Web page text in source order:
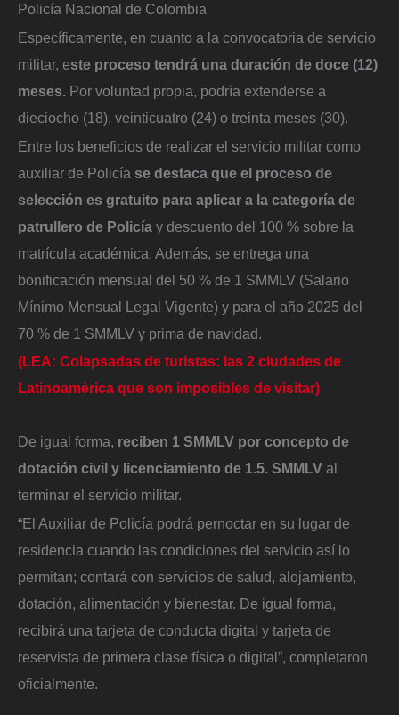
Policía Nacional de Colombia
Específicamente, en cuanto a la convocatoria de servicio
militar, este proceso tendrá una duración de doce (12)
meses. Por voluntad propia, podría extenderse a
dieciocho (18), veinticuatro (24) o treinta meses (30).
Entre los beneficios de realizar el servicio militar como
auxiliar de Policía se destaca que el proceso de
selección es gratuito para aplicar a la categoría de
patrullero de Policía y descuento del 100 % sobre la
matrícula académica. Además, se entrega una
bonificación mensual del 50 % de 1 SMMLV (Salario
Mínimo Mensual Legal Vigente) y para el año 2025 del
70 % de 1 SMMLV y prima de navidad.
(LEA: Colapsadas de turistas: las 2 ciudades de
Latinoamérica que son imposibles de visitar)
De igual forma, reciben 1 SMMLV por concepto de
dotación civil y licenciamiento de 1.5. SMMLV al
terminar el servicio militar.
“El Auxiliar de Policía podrá pernoctar en su lugar de
residencia cuando las condiciones del servicio así lo
permitan; contará con servicios de salud, alojamiento,
dotación, alimentación y bienestar. De igual forma,
recibirá una tarjeta de conducta digital y tarjeta de
reservista de primera clase física o digital”, completaron
oficialmente.